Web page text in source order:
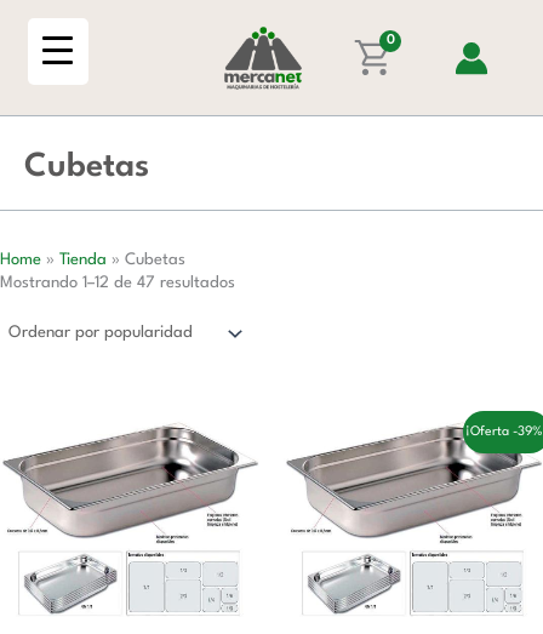
0
Cubetas
Home » Tienda » Cubetas
Mostrando 1–12 de 47 resultados
popularidad
¡Oferta -
precio
original
era:
49,00 €.
El
precio
actual
es:
30,00 €.